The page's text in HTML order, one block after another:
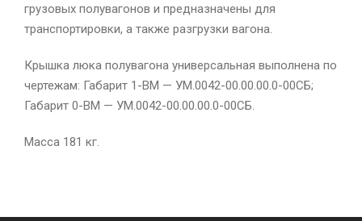
грузовых полувагонов и предназначены для
транспортировки, а также разгрузки вагона.
Крышка люка полувагона универсальная выполнена по
чертежам: Габарит 1-ВМ — УМ.0042-00.00.00.0-00СБ;
Габарит 0-ВМ — УМ.0042-00.00.00.0-00СБ.
Масса 181 кг.